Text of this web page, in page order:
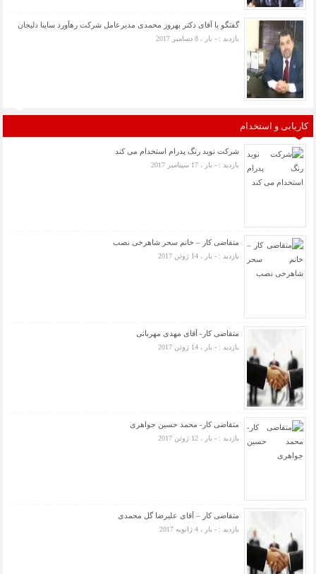
گفتگو با آقای دکتر بهروز محمدی مدیرعامل شرکت رهآورد ساینا دلیجان
بازدید : - بار ، 8 دسامبر 2017
کاریابی و استخدام
شرکت نوید رنگ پدرام استخدام می کند
بازدید : - بار ، 17 سپتامبر 2017
متقاضی کار – خانم سحر شاهرخی نصب
بازدید : - بار ، 14 ژوئن 2017
متقاضی کار- آقای مهدی مهربانی
بازدید : - بار ، 14 ژوئن 2017
متقاضی کار- محمد حسین جواهری
بازدید : - بار ، 12 ژوئن 2017
متقاضی کار – آقای علیرضا گل محمدی
بازدید : - بار ، 4 ژانویه 2017